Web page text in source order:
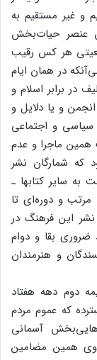
و غیر مستقیم‌ به‌
عنصر حیات‌بخش‌
هر کس‌ رقیب‌
در همان‌ ایام‌
در برابر اسلام‌ و
و یا دلایل‌ و
و اجتماعی‌
همین‌ ماجرا و عدم‌
که‌ شمارگان‌ نشر
سایر کتابها ـ
و دوره‌ای‌ تا
و نشر این‌ فرهنگ‌ در
بقا و دوام‌
و هنرمندان‌
دوم‌ دهه‌ هفتاد
که‌ عموم‌ مردم‌
آسمانی‌
همین‌ مضامین‌